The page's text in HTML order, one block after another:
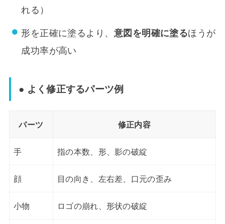
れる）
形を正確に塗るより、 意図を明確に塗るほうが
成功率が高い
● よく修正するパーツ例
パーツ 修正内容
手 指の本数、形、影の破綻
顔 目の向き、左右差、口元の歪み
小物 ロゴの崩れ、形状の破綻